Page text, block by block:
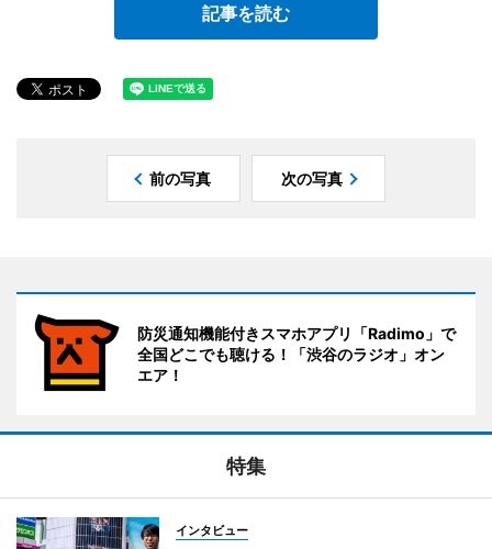
記事を読む
前の写真 次の写真
防災通知機能付きスマホアプリ「Radimo」で
全国どこでも聴ける！「渋谷のラジオ」オン
エア！
特集
インタビュー